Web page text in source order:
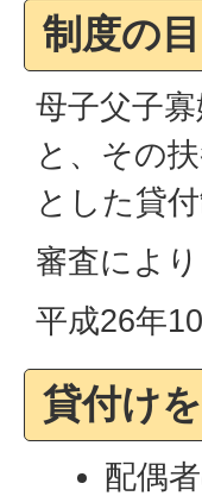
制度の
母子父子
と、その
とした貸
審査によ
平成26年
貸付け
配偶